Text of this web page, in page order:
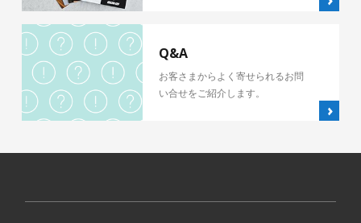
Q&A
お客さまからよく寄せられるお問
い合せをご紹介します。